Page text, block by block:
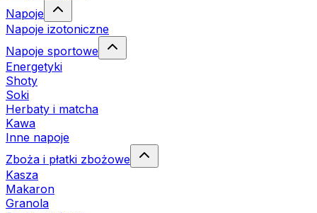
Napoje
Napoje izotoniczne
Napoje sportowe
Energetyki
Shoty
Soki
Herbaty i matcha
Kawa
Inne napoje
Zboża i płatki zbożowe
Kasza
Makaron
Granola